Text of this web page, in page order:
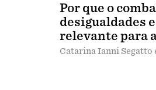
Por que o
desigualdades
relevante para
Catarina Ianni Segatto